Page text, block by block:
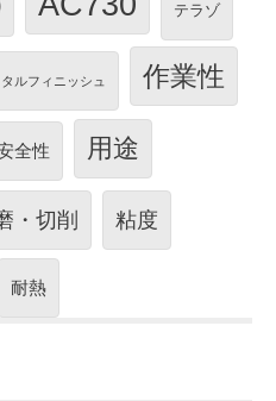
テラゾ
タルフィニッシュ 作業性
全性 用途
・切削 粘度
耐熱